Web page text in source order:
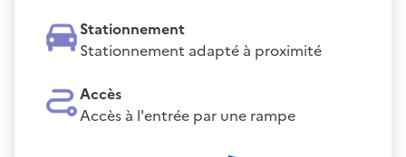
Stationnement
Stationnement adapté à proximité
Accès
Accès à l'entrée par une rampe